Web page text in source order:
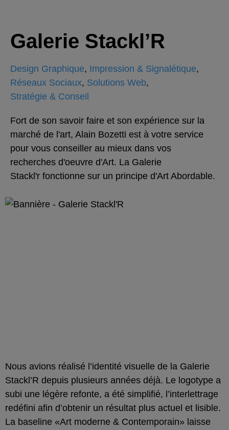
Galerie Stackl’R
Design Graphique, Impression & Signalétique,
Réseaux Sociaux, Solutions Web,
Stratégie & Conseil
Fort de son savoir faire et son expérience sur la
marché de l'art, Alain Bozetti est à votre service
pour vous conseiller au mieux dans vos
recherches d'oeuvre d'Art. La Galerie
Stackl'r fonctionne sur un principe d'Art Abordable.
Nous avions réalisé l’identité visuelle de la Galerie
Stackl’R depuis plusieurs années déjà. Le logotype a
subi une légère refonte, a été simplifié, l’interlettrage
redéfini afin d’obtenir un résultat plus actuel et lisible.
La baseline «Art moderne & Contemporain» laisse